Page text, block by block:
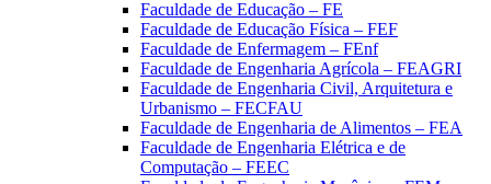
Faculdade de Educação – FE
Faculdade de Educação Física – FEF
Faculdade de Enfermagem – FEnf
Faculdade de Engenharia Agrícola – FEAGRI
Faculdade de Engenharia Civil, Arquitetura e
Urbanismo – FECFAU
Faculdade de Engenharia de Alimentos – FEA
Faculdade de Engenharia Elétrica e de
Computação – FEEC